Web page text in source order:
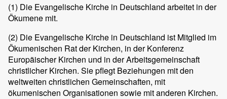
(1) Die Evangelische Kirche in Deutschland arbeitet in der
Ökumene mit.
(2) Die Evangelische Kirche in Deutschland ist Mitglied im
Ökumenischen Rat der Kirchen, in der Konferenz
Europäischer Kirchen und in der Arbeitsgemeinschaft
christlicher Kirchen. Sie pflegt Beziehungen mit den
weltweiten christlichen Gemeinschaften, mit
ökumenischen Organisationen sowie mit anderen Kirchen.